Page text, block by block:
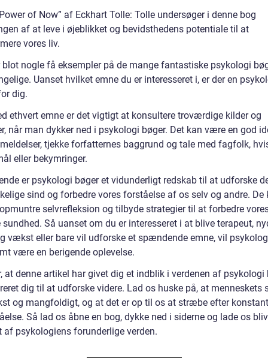
of Now” af Eckhart Tolle: Tolle undersøger i denne bog
af at leve i øjeblikket og bevidsthedens potentiale til at
vores liv.
blot nogle få eksempler på de mange fantastiske psykologi
Uanset hvilket emne du er interesseret i, er der en
dig.
ethvert emne er det vigtigt at konsultere troværdige kilder og
når man dykker ned i psykologi bøger. Det kan være en god
tjekke forfatternes baggrund og tale med fagfolk,
eller bekymringer.
er psykologi bøger et vidunderligt redskab til at udforske
sind og forbedre vores forståelse af os selv og andre. De
selvrefleksion og tilbyde strategier til at forbedre
Så uanset om du er interesseret i at blive terapeut,
vækst eller bare vil udforske et spændende emne, vil
være en berigende oplevelse.
at denne artikel har givet dig et indblik i verdenen af psykologi
dig til at udforske videre. Lad os huske på, at menneskets
og mangfoldigt, og at det er op til os at stræbe efter
Så lad os åbne en bog, dykke ned i siderne og lade os
af psykologiens forunderlige verden.